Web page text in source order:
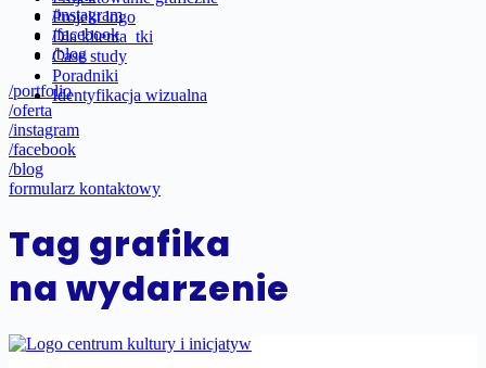
Projekt logo
Dla klienta_tki
Case study
Poradniki
Identyfikacja wizualna
/instagram
/facebook
/blog
/portfolio
/oferta
/instagram
/facebook
/blog
formularz kontaktowy
Tag grafika
na wydarzenie